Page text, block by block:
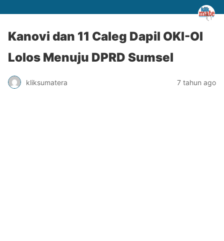
Kanovi dan 11 Caleg Dapil OKI-OI
Lolos Menuju DPRD Sumsel
kliksumatera 7 tahun ago